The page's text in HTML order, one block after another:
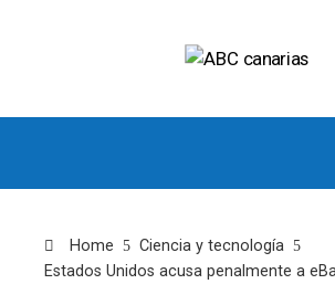
Home
Ciencia y tecnología
Estados Unidos acusa penalmente a